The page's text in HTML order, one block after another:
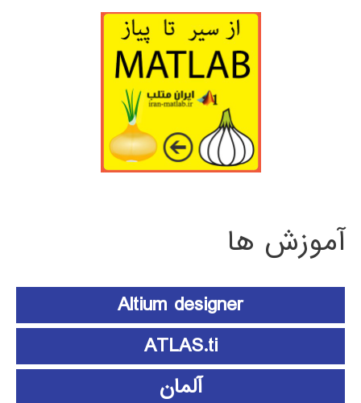
آموزش ها
Altium designer
ATLAS.ti
آلمان